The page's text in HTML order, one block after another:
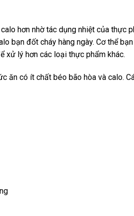
hơn nhờ tác dụng nhiệt của thực
bạn đốt cháy hàng ngày. Cơ thể
xử lý hơn các loại thực phẩm khác.
ăn có ít chất béo bão hòa và calo.